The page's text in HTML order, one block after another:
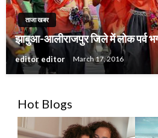
ताजा खबर
झाबुआ-आलीराजपुर जिले में लोक पर्व
editor editor March 17, 2016
Hot Blogs